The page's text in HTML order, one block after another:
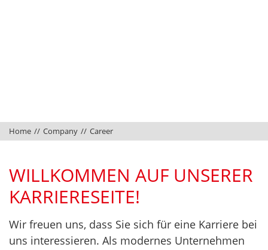
Home Company Career
WILLKOMMEN AUF UNSERER
KARRIERESEITE!
Wir freuen uns, dass Sie sich für eine Karriere bei
uns interessieren. Als modernes Unternehmen